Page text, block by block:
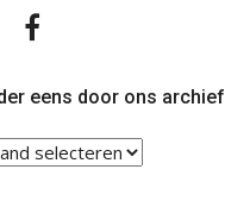
TwitterFacebook
eens door ons archief